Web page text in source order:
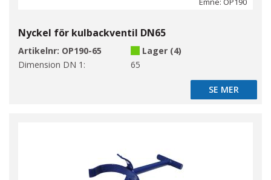
Nyckel för kulbackventil DN65
Artikelnr: OP190-65
Lager (4)
Dimension DN 1:
65
SE MER
SE MER